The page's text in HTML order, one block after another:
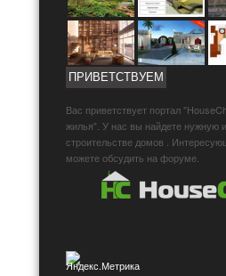
ПРИВЕТСТВУЕМ
Вас приветствует портал
жилья". У нас вы найдете нужную
строительстве домов .
можете обсудить на форуме.